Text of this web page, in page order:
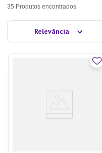
35 Produtos
Relevância
3º
Organizadores
Bambu
5º
Prato
Xicara
Tapete